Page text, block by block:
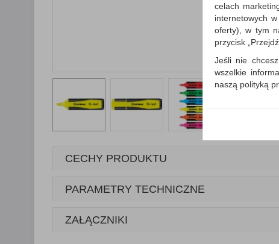
CECHY PRODUKTU
PARAMETRY TECHNICZNE
ZAŁĄCZNIKI
celach
internetowych
oferty), w tym
przycisk
Jeśli nie
wszelkie
naszą polityką
W przypadku
Państwem i
wysłanie
informacji o